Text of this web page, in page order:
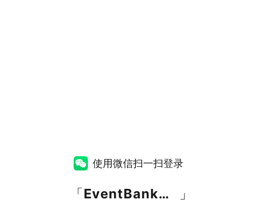
使用微信扫一扫登录
「 EventBank捷会易 」